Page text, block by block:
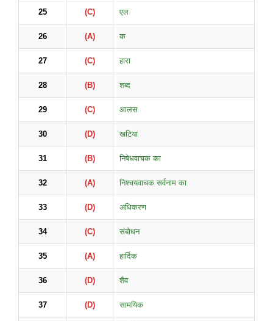
25 (C) एल
26 (A) क
27 (C) हारा
28 (B) शब्द
29 (C) आलस
30 (D) खटिया
31 (B) निषेधवाचक का
32 (A) निश्चयवाचक सर्वनाम का
33 (D) अधिकरण
34 (C) संबोधन
35 (A) हार्दिक
36 (D) शैव
37 (D) सामयिक